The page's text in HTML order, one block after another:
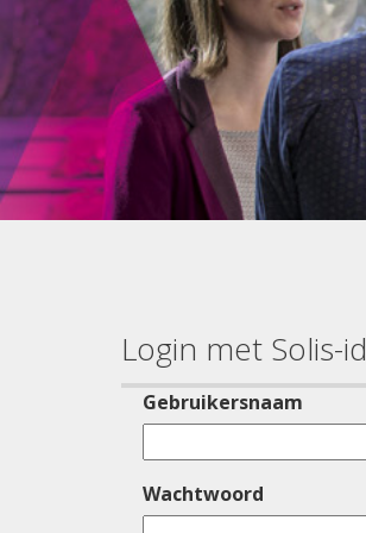
Login met Solis-id
Gebruikersnaam
Wachtwoord